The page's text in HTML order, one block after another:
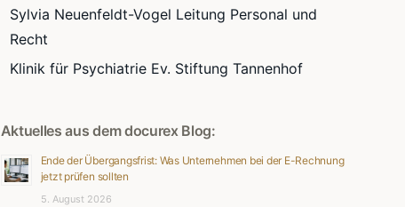
Sylvia Neuenfeldt-Vogel Leitung Personal und
Recht
Klinik für Psychiatrie Ev. Stiftung Tannenhof
Aktuelles aus dem docurex Blog:
Ende der Übergangsfrist: Was Unternehmen bei der E-Rechnung
jetzt prüfen sollten
5. August 2026